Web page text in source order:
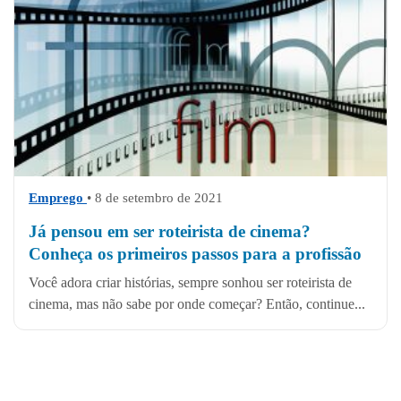
Emprego • 8 de setembro de 2021
Já pensou em ser roteirista de cinema?
Conheça os primeiros passos para a profissão
Você adora criar histórias, sempre sonhou ser roteirista de
cinema, mas não sabe por onde começar? Então, continue...